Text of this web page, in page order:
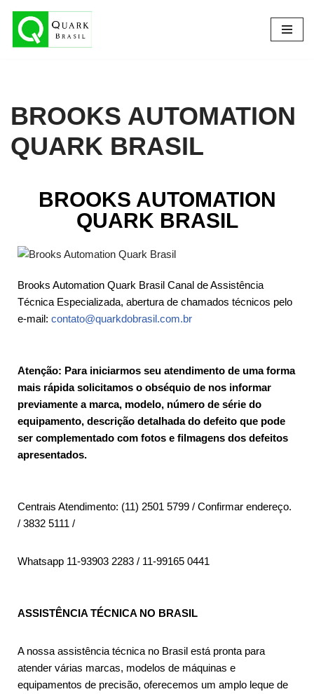
Pular
BROOKS AUTOMATION
QUARK BRASIL
BROOKS AUTOMATION
QUARK BRASIL
Brooks Automation Quark Brasil Canal de Assistência
Técnica Especializada, abertura de chamados técnicos pelo
e-mail: contato@quarkdobrasil.com.br
Atenção: Para iniciarmos seu atendimento de uma forma
mais rápida solicitamos o obséquio de nos informar
previamente a marca, modelo, número de série do
equipamento, descrição detalhada do defeito que pode
ser complementado com fotos e filmagens dos defeitos
apresentados.
Centrais Atendimento: (11) 2501 5799 / Confirmar endereço.
/ 3832 5111 /
Whatsapp 11-93903 2283 / 11-99165 0441
ASSISTÊNCIA TÉCNICA NO BRASIL
A nossa assistência técnica no Brasil está pronta para
atender várias marcas, modelos de máquinas e
equipamentos de precisão, oferecemos um amplo leque de